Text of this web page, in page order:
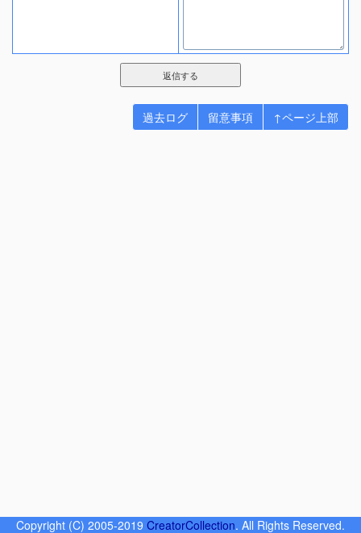
過去ログ 留意事項 ↑ページ上部
Copyright (C) 2005-2019 CreatorCollection. All Rights Reserved.